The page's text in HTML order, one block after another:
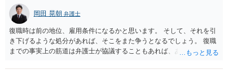
岡田 晃朝 弁護士
復職時は前の地位、雇用条件になるかと思います。 そして、それを引
き下げるような処分があれば、そこをまた争うとなるでしょう。 復職
までの事実上の筋道は弁護士が協議することもあれば、あなたがご自